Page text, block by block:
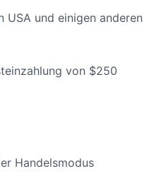
und einigen anderen
von $250
Handelsmodus